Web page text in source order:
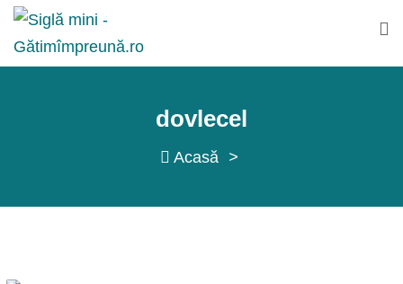
Sări
conținut
dovlecel
Acasă >